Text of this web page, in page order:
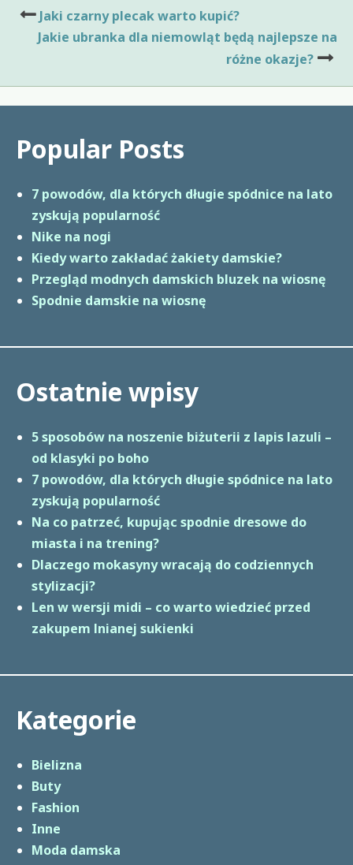
Nawigacja
wpisu
Jaki czarny plecak warto kupić?
Jakie ubranka dla niemowląt będą najlepsze na
różne okazje?
Popular Posts
7 powodów, dla których długie spódnice na lato
zyskują popularność
Nike na nogi
Kiedy warto zakładać żakiety damskie?
Przegląd modnych damskich bluzek na wiosnę
Spodnie damskie na wiosnę
Ostatnie wpisy
5 sposobów na noszenie biżuterii z lapis lazuli –
od klasyki po boho
7 powodów, dla których długie spódnice na lato
zyskują popularność
Na co patrzeć, kupując spodnie dresowe do
miasta i na trening?
Dlaczego mokasyny wracają do codziennych
stylizacji?
Len w wersji midi – co warto wiedzieć przed
zakupem lnianej sukienki
Kategorie
Bielizna
Buty
Fashion
Inne
Moda damska